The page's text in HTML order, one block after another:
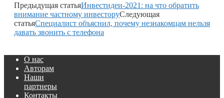
Предыдущая статьяИнвестидеи-2021: на что обратить
внимание частному инвесторуСледующая
статьяСпециалист объяснил, почему незнакомцам нельзя
давать звонить с телефона
О нас
Авторам
Наши
партнеры
Контакты